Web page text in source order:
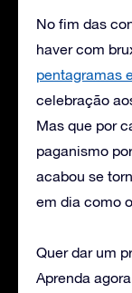
No fim das
haver com
pentagramas
celebração
Mas que por
paganismo
acabou se
em dia como
Quer dar um
Aprenda